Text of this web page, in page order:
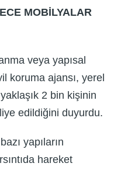
MOBİLYALAR
veya yapısal
koruma ajansı, yerel
2 bin kişinin
edildiğini duyurdu.
yapıların
hareket